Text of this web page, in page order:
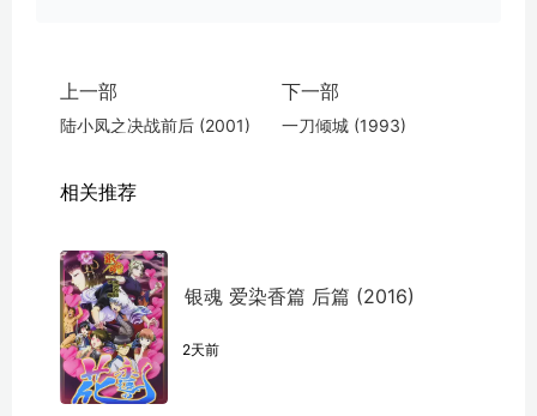
上一部
陆小凤之决战前后 (2001)
下一部
一刀倾城 (1993)
相关推荐
银魂 爱染香篇 后篇 (2016)
2天前